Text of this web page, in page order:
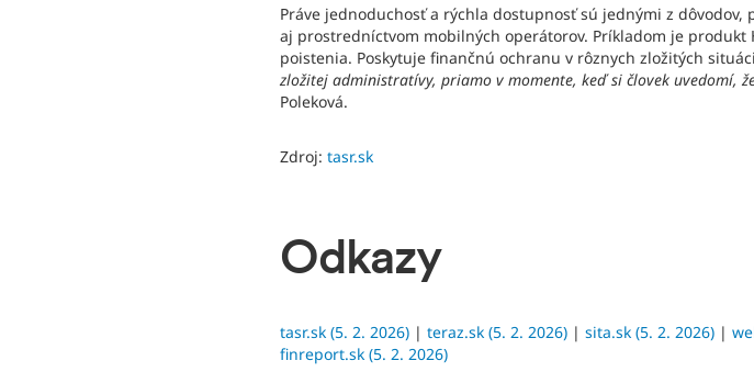
Práve jednoduchosť a rýchla dostupnosť sú jednými z
aj prostredníctvom mobilných operátorov. Príkladom je
poistenia. Poskytuje finančnú ochranu v rôznych zložitých
zložitej administratívy, priamo v momente, keď si človek uvedomí,
Poleková.
Zdroj: tasr.sk
Odkazy
tasr.sk (5. 2. 2026)| teraz.sk (5. 2. 2026)| sita.sk (5. 2. 2026)|
finreport.sk (5. 2. 2026)